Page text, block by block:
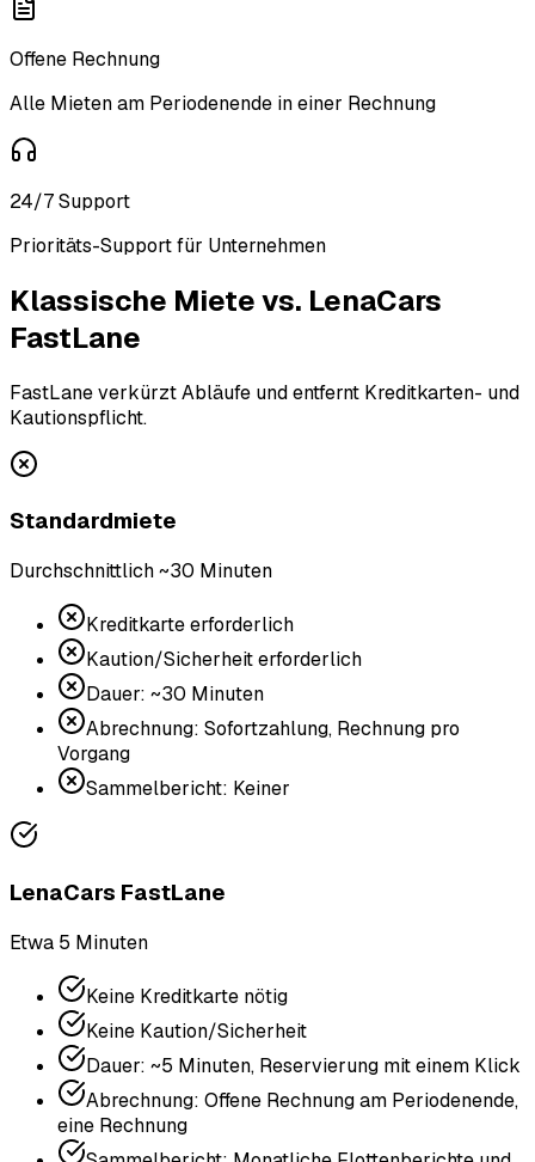
Offene Rechnung
Alle Mieten am Periodenende in einer Rechnung
24/7 Support
Prioritäts-Support für Unternehmen
Klassische Miete vs. LenaCars
FastLane
FastLane verkürzt Abläufe und entfernt Kreditkarten- und
Kautionspflicht.
Standardmiete
Durchschnittlich ~30 Minuten
Kreditkarte erforderlich
Kaution/Sicherheit erforderlich
Dauer: ~30 Minuten
Abrechnung: Sofortzahlung, Rechnung pro
Vorgang
Sammelbericht: Keiner
LenaCars FastLane
Etwa 5 Minuten
Keine Kreditkarte nötig
Keine Kaution/Sicherheit
Dauer: ~5 Minuten, Reservierung mit einem Klick
Abrechnung: Offene Rechnung am Periodenende,
eine Rechnung